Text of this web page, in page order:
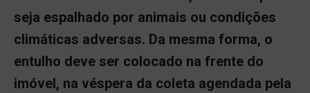
seja espalhado por animais ou condições
climáticas adversas. Da mesma forma, o
entulho deve ser colocado na frente do
imóvel, na véspera da coleta agendada pela